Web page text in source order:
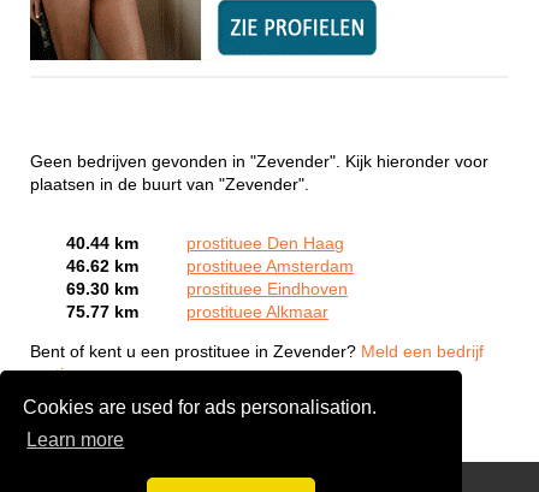
Cookies are used for ads personalisation.
Learn more
Geen bedrijven gevonden in "Zevender". Kijk hieronder voor
plaatsen in de buurt van "Zevender".
40.44 km
prostituee Den Haag
46.62 km
prostituee Amsterdam
69.30 km
prostituee Eindhoven
75.77 km
prostituee Alkmaar
Bent of kent u een prostituee in Zevender? Meld een bedrijf
gratis aan